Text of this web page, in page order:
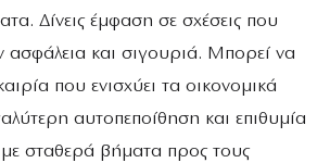
Δίνεις έμφαση σε σχέσεις που
και σιγουριά. Μπορεί να
που ενισχύει τα οικονομικά
αυτοπεποίθηση και επιθυμία
σταθερά βήματα προς τους